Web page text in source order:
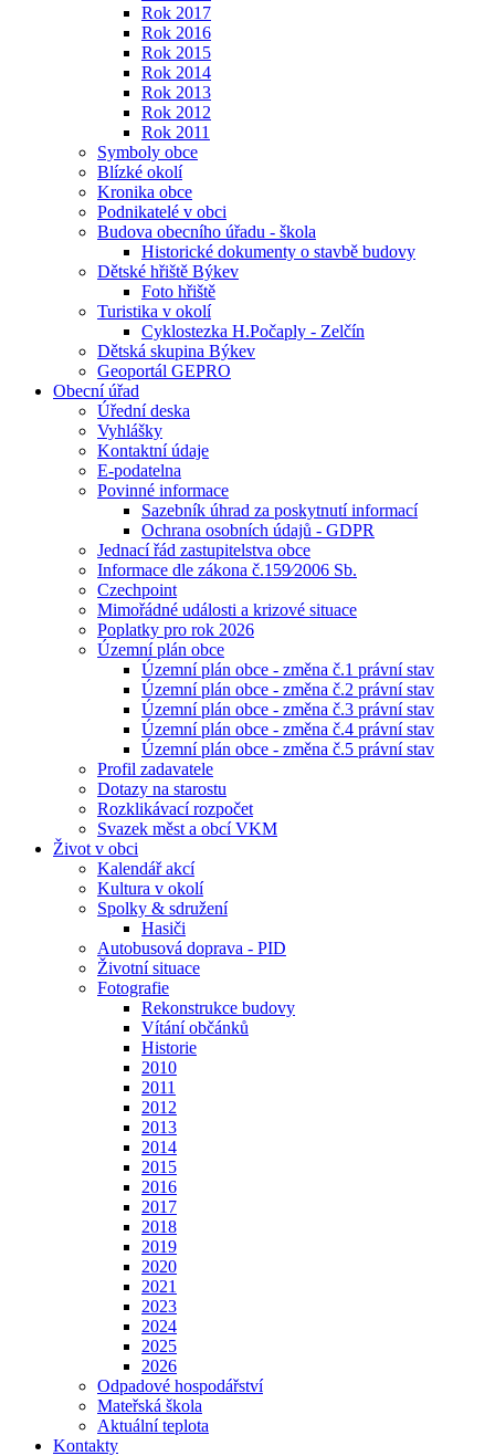
Rok 2017
Rok 2016
Rok 2015
Rok 2014
Rok 2013
Rok 2012
Rok 2011
Symboly obce
Blízké okolí
Kronika obce
Podnikatelé v obci
Budova obecního úřadu - škola
Historické dokumenty o stavbě budovy
Dětské hřiště Býkev
Foto hřiště
Turistika v okolí
Cyklostezka H.Počaply - Zelčín
Dětská skupina Býkev
Geoportál GEPRO
Obecní úřad
Úřední deska
Vyhlášky
Kontaktní údaje
E-podatelna
Povinné informace
Sazebník úhrad za poskytnutí informací
Ochrana osobních údajů - GDPR
Jednací řád zastupitelstva obce
Informace dle zákona č.159⁄2006 Sb.
Czechpoint
Mimořádné události a krizové situace
Poplatky pro rok 2026
Územní plán obce
Územní plán obce - změna č.1 právní stav
Územní plán obce - změna č.2 právní stav
Územní plán obce - změna č.3 právní stav
Územní plán obce - změna č.4 právní stav
Územní plán obce - změna č.5 právní stav
Profil zadavatele
Dotazy na starostu
Rozklikávací rozpočet
Svazek měst a obcí VKM
Život v obci
Kalendář akcí
Kultura v okolí
Spolky & sdružení
Hasiči
Autobusová doprava - PID
Životní situace
Fotografie
Rekonstrukce budovy
Vítání občánků
Historie
2010
2011
2012
2013
2014
2015
2016
2017
2018
2019
2020
2021
2023
2024
2025
2026
Odpadové hospodářství
Mateřská škola
Aktuální teplota
Kontakty